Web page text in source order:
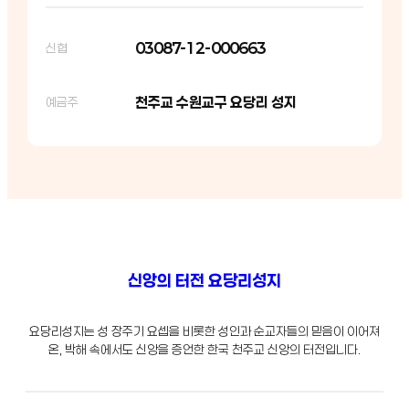
신협 03087-12-000663
예금주 천주교 수원교구 요당리 성지
신앙의 터전 요당리성지
요당리성지는 성 장주기 요셉을 비롯한 성인과 순교자들의 믿음이 이어져
온, 박해 속에서도 신앙을 증언한 한국 천주교 신앙의 터전입니다.